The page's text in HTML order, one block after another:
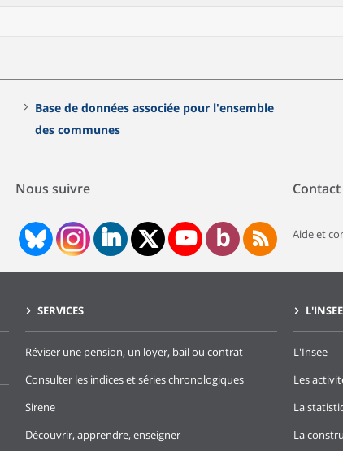
Base de données associée pour l'ensemble
des communes
Nous suivre Contact
Aide et
SERVICES
Réviser une pension, un loyer, bail ou contrat
Consulter les indices et séries chronologiques
Sirene
Découvrir, apprendre, enseigner
L'Insee
Les
La
La